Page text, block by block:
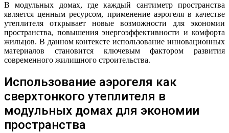
В модульных домах, где каждый сантиметр пространства
является ценным ресурсом, применение аэрогеля в качестве
утеплителя открывает новые возможности для экономии
пространства, повышения энергоэффективности и комфорта
жильцов. В данном контексте использование инновационных
материалов становится ключевым фактором развития
современного жилищного строительства.
Использование аэрогеля как
сверхтонкого утеплителя в
модульных домах для экономии
пространства